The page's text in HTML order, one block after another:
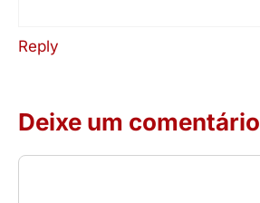
Reply
Deixe um comentário
Comentário